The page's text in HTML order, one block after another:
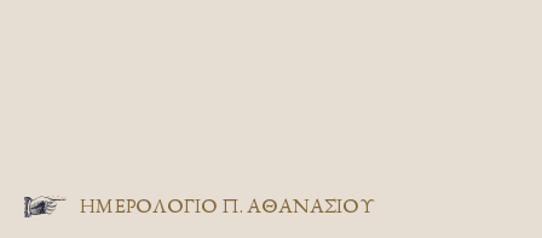
ΗΜΕΡΟΛΟΓΙΟ Π. ΑΘΑΝΑΣΙΟΥ